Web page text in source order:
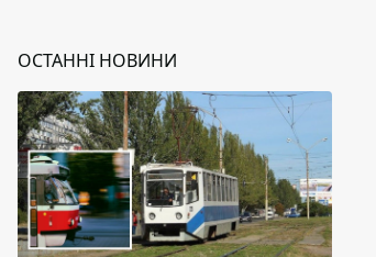
ОСТАННІ НОВИНИ